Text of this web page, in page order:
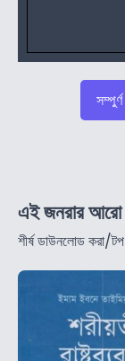
এই জনরার আরো
শীর্ষ ডাউনলোড করা/